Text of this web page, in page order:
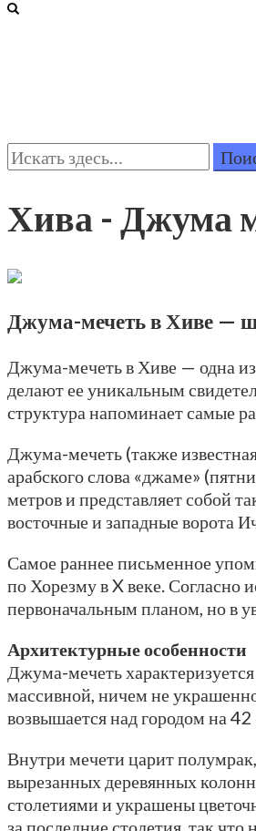
Поиск:
Хива - Джума
Джума-мечеть в Хиве —
Джума-мечеть в Хиве — одна
делают ее уникальным
структура напоминает самые
Джума-мечеть (также
арабского слова «джаме»
метров и представляет собой
восточные и западные ворота
Самое раннее письменное
по Хорезму в X веке. Согласно
первоначальным планом, но в
Архитектурные особенности
Джума-мечеть
массивной, ничем не
возвышается над городом на 42
Внутри мечети царит
вырезанных деревянных
столетиями и украшены